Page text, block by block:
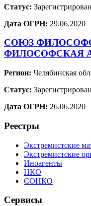
Статус:
Дата ОГРН: 29.06.2020
СОЮЗ
ФИЛОСОФСКАЯ
Регион: Челябинская
Статус:
Дата ОГРН: 26.06.2020
Реестры
Экстремистские
Экстремистские
Иноагенты
НКО
СОНКО
Сервисы